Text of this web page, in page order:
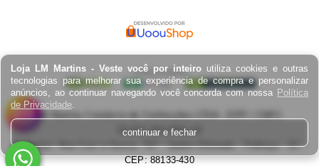
Loja LM Martins - Veste você por inteiro utiliza cookies e outras
tecnologias para melhorar sua experiência de compra e personalizar
anúncios, ao continuar navegando você concorda com nossa Política
de Privacidade
continuar e fechar
03.823.403.0001-29
Endereço: Rua Cruz e Souza, 767 - Jardim Eldorado - Palhoça - SC -
CEP: 88133-430